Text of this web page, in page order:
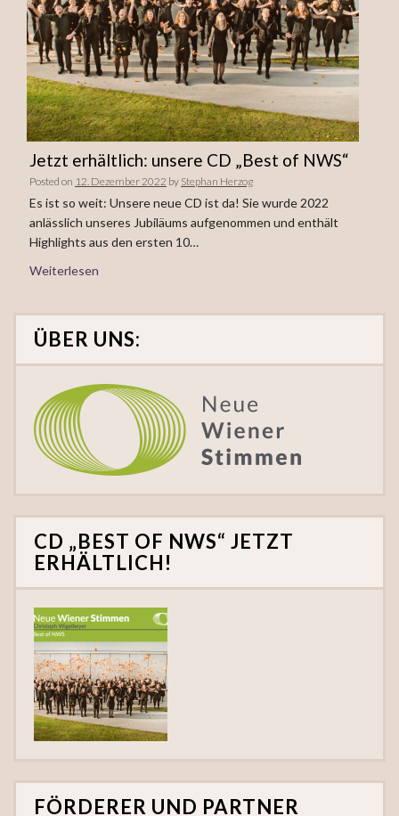
Jetzt erhältlich: unsere CD „Best of NWS“
Posted on 12. Dezember 2022 by Stephan Herzog
Es ist so weit: Unsere neue CD ist da! Sie wurde 2022
anlässlich unseres Jubiläums aufgenommen und enthält
Highlights aus den ersten 10…
Weiterlesen
ÜBER UNS:
CD „BEST OF NWS“ JETZT
ERHÄLTLICH!
FÖRDERER UND PARTNER